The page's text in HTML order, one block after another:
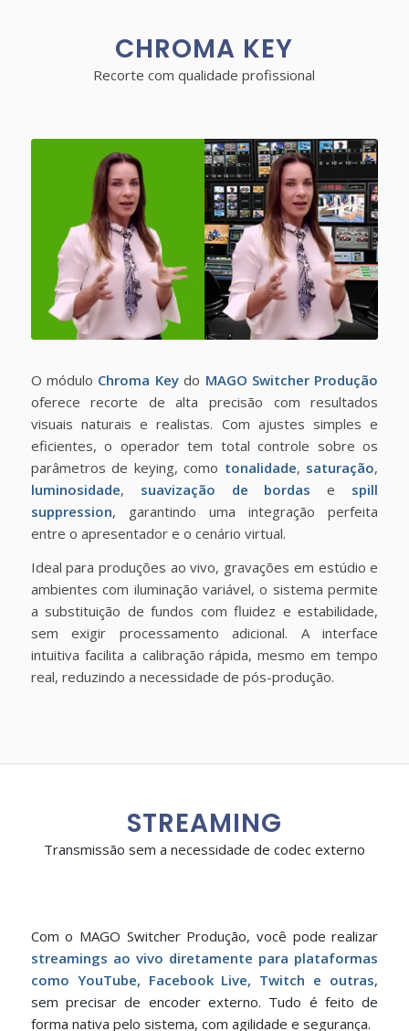
CHROMA KEY
Recorte com qualidade profissional
O módulo Chroma Keydo MAGO Switcher Produção
oferece recorte de alta precisão com resultados
visuais naturais e realistas. Com ajustes simples e
eficientes, o operador tem total controle sobre os
parâmetros de keying, como tonalidade, saturação,
luminosidade, suavização de bordas e spill
suppression, garantindo uma integração perfeita
entre o apresentador e o cenário virtual.
Ideal para produções ao vivo, gravações em estúdio e
ambientes com iluminação variável, o sistema permite
a substituição de fundos com fluidez e estabilidade,
sem exigir processamento adicional. A interface
intuitiva facilita a calibração rápida, mesmo em tempo
real, reduzindo a necessidade de pós-produção.
STREAMING
Transmissão sem a necessidade de codec externo
Com o MAGO Switcher Produção, você pode realizar
streamings ao vivo diretamente para plataformas
como YouTube, Facebook Live, Twitch e outras,
sem precisar de encoder externo. Tudo é feito de
forma nativa pelo sistema, com agilidade e segurança.